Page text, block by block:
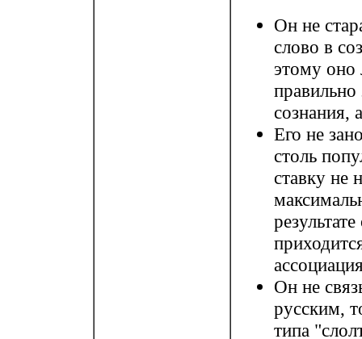
Он не
слово в
этому оно
правильно
сознания,
Его не
столь
ставку не
Он не
русским,
типа